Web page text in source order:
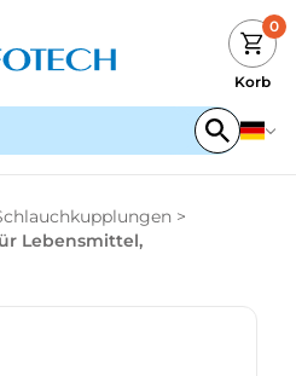
0
Korb
>
Lebensmittel,